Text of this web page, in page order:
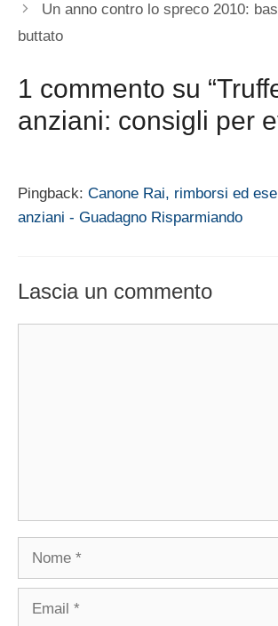
Un anno contro lo spreco 2010:
buttato
1 commento su
anziani: consigli per
Pingback: Canone Rai, rimborsi ed
anziani - Guadagno Risparmiando
Lascia un commento
Nome
Email